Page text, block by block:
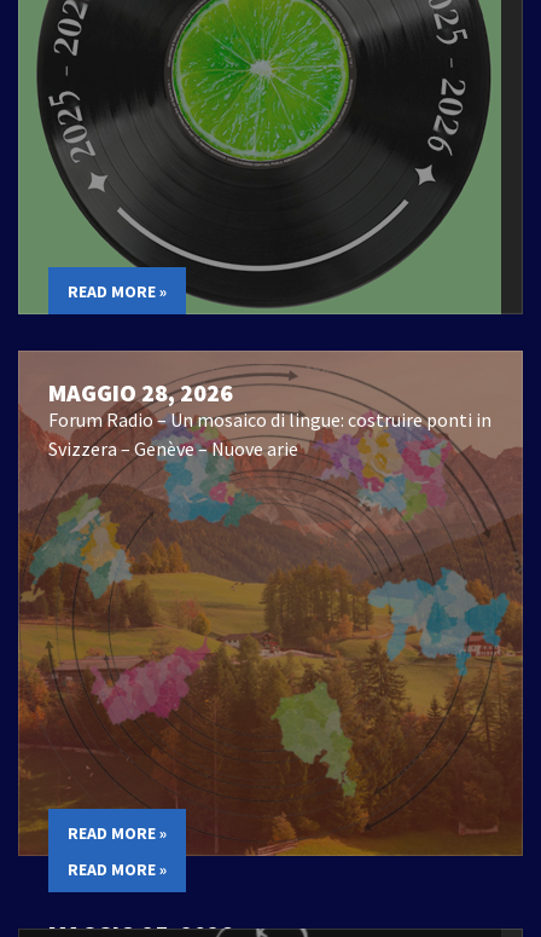
READ MORE »
MAGGIO 28, 2026
Forum Radio – Un mosaico di lingue: costruire ponti in
Svizzera – Genève – Nuove arie
READ MORE »
READ MORE »